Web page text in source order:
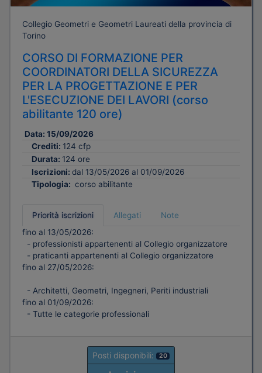
Collegio Geometri e Geometri Laureati della provincia di
Torino
CORSO DI FORMAZIONE PER
COORDINATORI DELLA SICUREZZA
PER LA PROGETTAZIONE E PER
L'ESECUZIONE DEI LAVORI (corso
abilitante 120 ore)
Data: 15/09/2026
Crediti: 124 cfp
Durata: 124 ore
Iscrizioni: dal 13/05/2026 al 01/09/2026
Tipologia: corso abilitante
Priorità iscrizioni Allegati
Note
fino al 13/05/2026:
- professionisti appartenenti al Collegio organizzatore
- praticanti appartenenti al Collegio organizzatore
fino al 27/05/2026:
- Architetti, Geometri, Ingegneri, Periti industriali
fino al 01/09/2026:
- Tutte le categorie professionali
Posti disponibili: 20